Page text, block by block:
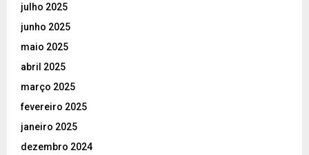
julho 2025
junho 2025
maio 2025
abril 2025
março 2025
fevereiro 2025
janeiro 2025
dezembro 2024